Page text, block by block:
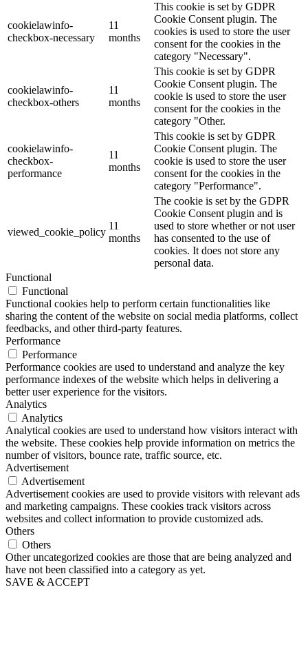
cookielawinfo-
checkbox-necessary
11
months
This cookie is set by GDPR
Cookie Consent plugin. The
cookies is used to store the user
consent for the cookies in the
category "Necessary".
cookielawinfo-
checkbox-others
11
months
This cookie is set by GDPR
Cookie Consent plugin. The
cookie is used to store the user
consent for the cookies in the
category "Other.
cookielawinfo-
checkbox-
performance
11
months
This cookie is set by GDPR
Cookie Consent plugin. The
cookie is used to store the user
consent for the cookies in the
category "Performance".
viewed_cookie_policy
11
months
The cookie is set by the GDPR
Cookie Consent plugin and is
used to store whether or not user
has consented to the use of
cookies. It does not store any
personal data.
Functional
Functional
Functional cookies help to perform certain functionalities like
sharing the content of the website on social media platforms, collect
feedbacks, and other third-party features.
Performance
Performance
Performance cookies are used to understand and analyze the key
performance indexes of the website which helps in delivering a
better user experience for the visitors.
Analytics
Analytics
Analytical cookies are used to understand how visitors interact with
the website. These cookies help provide information on metrics the
number of visitors, bounce rate, traffic source, etc.
Advertisement
Advertisement
Advertisement cookies are used to provide visitors with relevant ads
and marketing campaigns. These cookies track visitors across
websites and collect information to provide customized ads.
Others
Others
Other uncategorized cookies are those that are being analyzed and
have not been classified into a category as yet.
SAVE & ACCEPT